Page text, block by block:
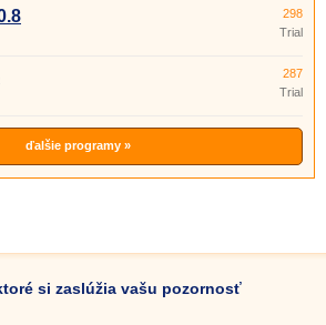
298
Trial
287
Trial
ďalšie programy »
si zaslúžia vašu pozornosť